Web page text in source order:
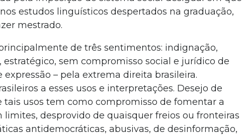
estudos linguísticos despertados na graduação,
mestrado.
de três sentimentos: indignação,
sem compromisso social e jurídico de
– pela extrema direita brasileira.
a esses usos e interpretações. Desejo de
usos tem como compromisso de fomentar a
desprovido de quaisquer freios ou fronteiras
antidemocráticas, abusivas, de desinformação,